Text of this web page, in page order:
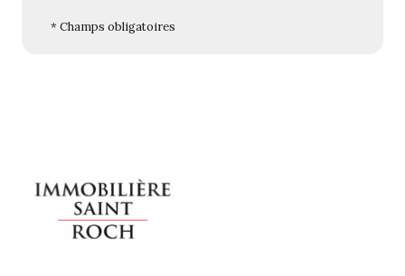
* Champs obligatoires